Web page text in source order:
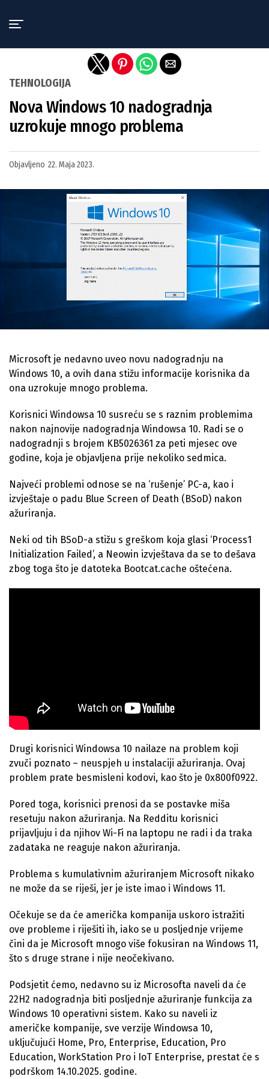
TEHNOLOGIJA
Nova Windows 10 nadogradnja
uzrokuje mnogo problema
Objavljeno 22. Maja 2023.
Microsoft je nedavno uveo novu nadogradnju na
Windows 10, a ovih dana stižu informacije korisnika da
ona uzrokuje mnogo problema.
Korisnici Windowsa 10 susreću se s raznim problemima
nakon najnovije nadogradnja Windowsa 10. Radi se o
nadogradnji s brojem KB5026361 za peti mjesec ove
godine, koja je objavljena prije nekoliko sedmica.
Najveći problemi odnose se na ‘rušenje’ PC-a, kao i
izvještaje o padu Blue Screen of Death (BSoD) nakon
ažuriranja.
Neki od tih BSoD-a stižu s greškom koja glasi ‘Process1
Initialization Failed’, a Neowin izvještava da se to dešava
zbog toga što je datoteka Bootcat.cache oštećena.
Drugi korisnici Windowsa 10 nailaze na problem koji
zvuči poznato – neuspjeh u instalaciji ažuriranja. Ovaj
problem prate besmisleni kodovi, kao što je 0x800f0922.
Pored toga, korisnici prenosi da se postavke miša
resetuju nakon ažuriranja. Na Redditu korisnici
prijavljuju i da njihov Wi-Fi na laptopu ne radi i da traka
zadataka ne reaguje nakon ažuriranja.
Problema s kumulativnim ažuriranjem Microsoft nikako
ne može da se riješi, jer je iste imao i Windows 11.
Očekuje se da će američka kompanija uskoro istražiti
ove probleme i riješiti ih, iako se u posljednje vrijeme
čini da je Microsoft mnogo više fokusiran na Windows 11,
što s druge strane i nije neočekivano.
Podsjetit ćemo, nedavno su iz Microsofta naveli da će
22H2 nadogradnja biti posljednje ažuriranje funkcija za
Windows 10 operativni sistem. Kako su naveli iz
američke kompanije, sve verzije Windowsa 10,
uključujući Home, Pro, Enterprise, Education, Pro
Education, WorkStation Pro i IoT Enterprise, prestat će s
podrškom 14.10.2025. godine.